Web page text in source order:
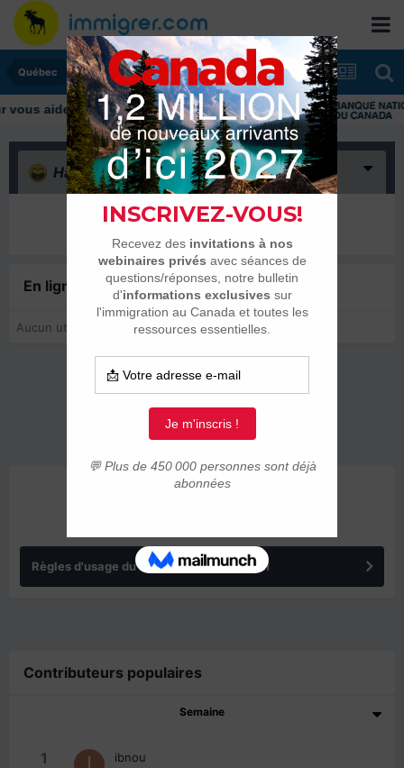
Québec
aider tout au long de votre transition
Haha(0)
Il n’y a encore rien ici
En ligne récemment0 membre est en ligne
Aucun utilisateur enregistré regarde cette page.
Règles d'usage du forum IMMIGRER.COM
Contributeurs populaires
Semaine
1 ibnou